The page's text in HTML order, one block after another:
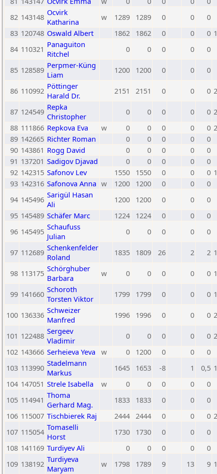
82 143148 Ocvirk
Katharina
w 1289 1289 0 0
0
83 120748 Oswald Albert 1862 1862 0 0 0
84 110321 Panaguiton
Ritchel
0 0 0 0 0
85 128589 Perpmer-Küng
Liam
1200 1200 0 0 0
86 110992 Pöttinger
Harald Dr.
2151 2151 0 0 0
87 124549 Repka
Christopher
0 0 0 0 0
88 111866 Repkova Eva w 0 0 0 0 0
89 142665 Richter Roman 0 0 0 0
0
90 143861 Rogg David 0 0 0 0
0
91 137201 Sadigov Djavad 0 0 0 0
0
92 142315 Safonov Lev 1550 1550 0 0 0
93 142316 Safonova Anna w 1200 1200 0 0
0
94 145496 Sarigül Hasan
Ali
1200 1200 0 0
0
95 145489 Schäfer Marc 1224 1224 0 0
0
96 145495 Schaufuss
Julian
0 0 0 0 0
97 112689 Schenkenfelder
Roland
1835 1809 26 2 2
98 113175 Schörghuber
Barbara
w 0 0 0 0 0
99 141660 Schoroth
Torsten Viktor
1799 1799 0 0 0
100 136336 Schweizer
Manfred
1996 1996 0 0 0
101 122488 Sergeev
Vladimir
0 0 0 0 0
102 143666 Serheieva Yeva w 0 1200 0 0
0
103 113990 Stadelmann
Markus
1645 1653 -8 1 0,5
104 147051 Strele Isabella w 0 0 0 0
0
105 114941 Thoma
Gerhard Mag.
1833 1833 0 0
0
106 115007 Tischbierek Raj 2444 2444 0 0 0
107 115054 Tomaselli
Horst
1730 1730 0 0
0
108 141169 Turdiyev Ali 0 0 0 0
0
109 138192 Turdiyeva
Maryam
w 1798 1789 9 13 9